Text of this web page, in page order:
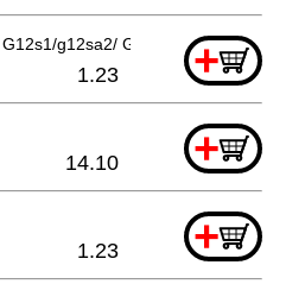
g12sa2/ G13yb1/g13v/g13yd
+
1.23
+
14.10
+
1.23